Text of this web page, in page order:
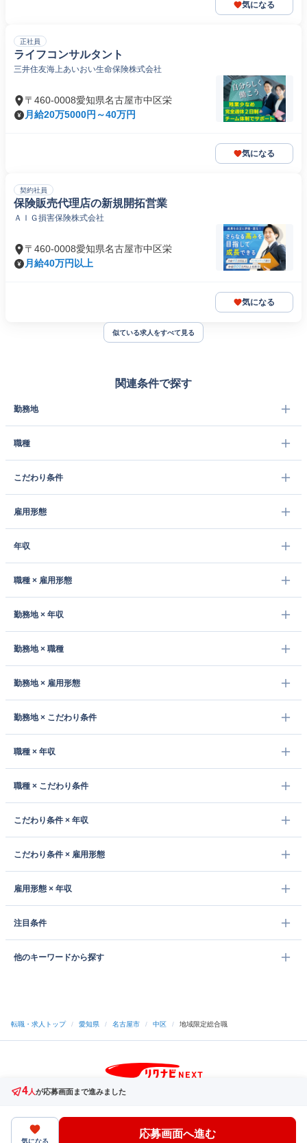
気になる
正社員
ライフコンサルタント
三井住友海上あいおい生命保険株式会社
〒460-0008愛知県名古屋市中区栄
月給20万5000円～40万円
気になる
契約社員
保険販売代理店の新規開拓営業
ＡＩＧ損害保険株式会社
〒460-0008愛知県名古屋市中区栄
月給40万円以上
気になる
似ている求人をすべて見る
関連条件で探す
勤務地
職種
こだわり条件
雇用形態
年収
職種 × 雇用形態
勤務地 × 年収
勤務地 × 職種
勤務地 × 雇用形態
勤務地 × こだわり条件
職種 × 年収
職種 × こだわり条件
こだわり条件 × 年収
こだわり条件 × 雇用形態
雇用形態 × 年収
注目条件
他のキーワードから探す
4人が応募画面まで進みました
転職・求人トップ / 愛知県 / 名古屋市 / 中区 / 地域限定総合職
気になる
応募画面へ進む
中途採用をご検討の企業様
ヘルプ・お問い合わせ
（C）Indeed Inc.